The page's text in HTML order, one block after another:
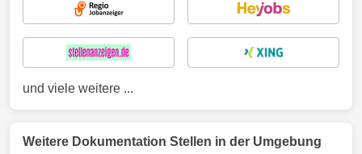
und viele weitere ...
Weitere Dokumentation Stellen in der Umgebung